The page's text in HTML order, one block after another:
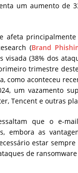
um aumento de
(Brand
(38% dos
trimestre
como aconteceu
um vazamento
Tencent e outras
que o e-
embora as
estar
de